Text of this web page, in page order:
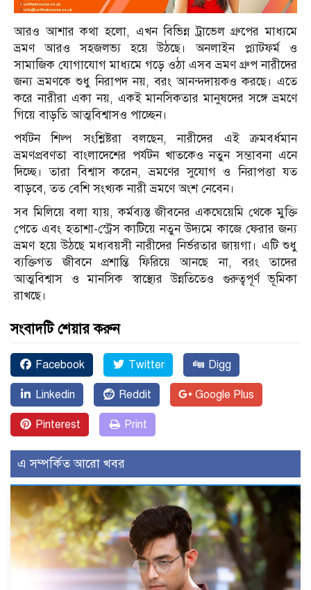
আরও আশার কথা হলো, এখন বিভিন্ন ট্রাভেল গ্রুপের মাধ্যমে
ভ্রমণ আরও সহজলভ্য হয়ে উঠছে। অনলাইন প্ল্যাটফর্ম ও
সামাজিক যোগাযোগ মাধ্যমে গড়ে ওঠা এসব ভ্রমণ গ্রুপ নারীদের
জন্য ভ্রমণকে শুধু নিরাপদ নয়, বরং আনন্দদায়কও করছে। এতে
করে নারীরা একা নয়, একই মানসিকতার মানুষদের সঙ্গে ভ্রমণে
গিয়ে বাড়তি আত্মবিশ্বাসও পাচ্ছেন।
পর্যটন শিল্প সংশ্লিষ্টরা বলছেন, নারীদের এই ক্রমবর্ধমান
ভ্রমণপ্রবণতা বাংলাদেশের পর্যটন খাতকেও নতুন সম্ভাবনা এনে
দিচ্ছে। তারা বিশ্বাস করেন, ভ্রমণের সুযোগ ও নিরাপত্তা যত
বাড়বে, তত বেশি সংখ্যক নারী ভ্রমণে অংশ নেবেন।
সব মিলিয়ে বলা যায়, কর্মব্যস্ত জীবনের একঘেয়েমি থেকে মুক্তি
পেতে এবং হতাশা-স্ট্রেস কাটিয়ে নতুন উদ্যমে কাজে ফেরার জন্য
ভ্রমণ হয়ে উঠছে মধ্যবয়সী নারীদের নির্ভরতার জায়গা। এটি শুধু
ব্যক্তিগত জীবনে প্রশান্তি ফিরিয়ে আনছে না, বরং তাদের
আত্মবিশ্বাস ও মানসিক স্বাস্থ্যের উন্নতিতেও গুরুত্বপূর্ণ ভূমিকা
রাখছে।
সংবাদটি শেয়ার করুন
Facebook Twitter Digg
Linkedin Reddit Google Plus
Pinterest Print
এ সম্পর্কিত আরো খবর